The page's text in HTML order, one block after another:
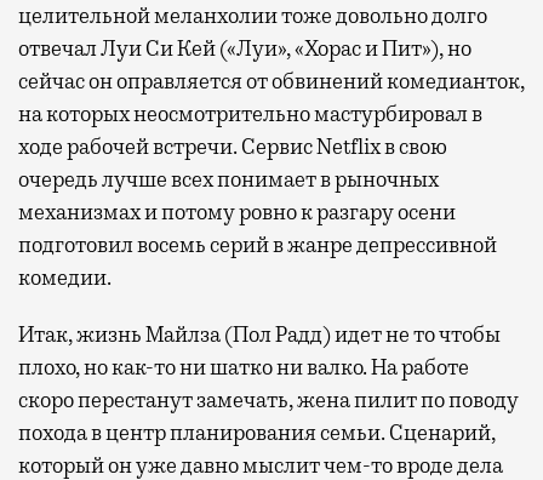
целительной меланхолии тоже довольно долго
отвечал Луи Си Кей («Луи», «Хорас и Пит»), но
сейчас он оправляется от обвинений комедианток,
на которых неосмотрительно мастурбировал в
ходе рабочей встречи. СервисNetflixв свою
очередь лучше всех понимает в рыночных
механизмах и потому ровно к разгару осени
подготовил восемь серий в жанре депрессивной
комедии.
Итак, жизнь Майлза (Пол Радд) идет не то чтобы
плохо, но как-то ни шатко ни валко. На работе
скоро перестанут замечать, жена пилит по поводу
похода в центр планирования семьи. Сценарий,
который он уже давно мыслит чем-то вроде дела